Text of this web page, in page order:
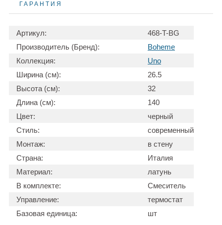
ГАРАНТИЯ
Артикул:
468-T-BG
Производитель (Бренд):
Boheme
Коллекция:
Uno
Ширина (см):
26.5
Высота (см):
32
Длина (см):
140
Цвет:
черный
Стиль:
современный
Монтаж:
в стену
Страна:
Италия
Материал:
латунь
В комплекте:
Смеситель
Управление:
термостат
Базовая единица:
шт